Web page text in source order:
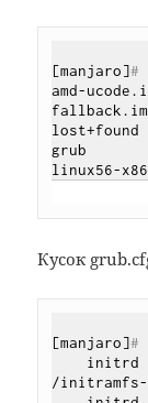
[manjaro]#
amd-
lost+found
grub
Кусок
[manjaro]#
/initramfs-